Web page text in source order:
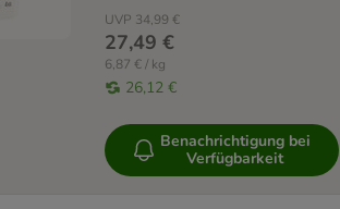
UVP 34,99 €
27,49 €
6,87 € / kg
26,12 €
Benachrichtigung bei
Verfügbarkeit